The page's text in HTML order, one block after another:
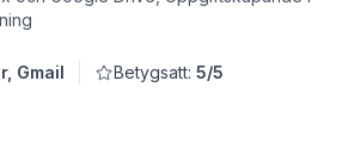
Gmail Betygsatt: 5/5